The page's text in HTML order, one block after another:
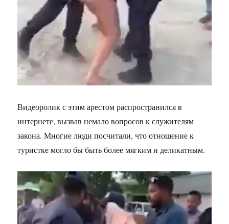
Видеоролик с этим арестом распространился в
интернете, вызвав немало вопросов к служителям
закона. Многие люди посчитали, что отношение к
туристке могло бы быть более мягким и деликатным.